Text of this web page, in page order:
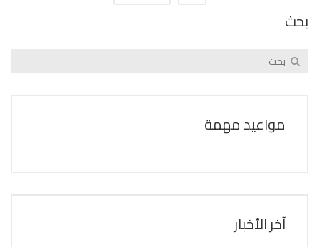
بحث
مواعيد مهمة
آخر الأخبار